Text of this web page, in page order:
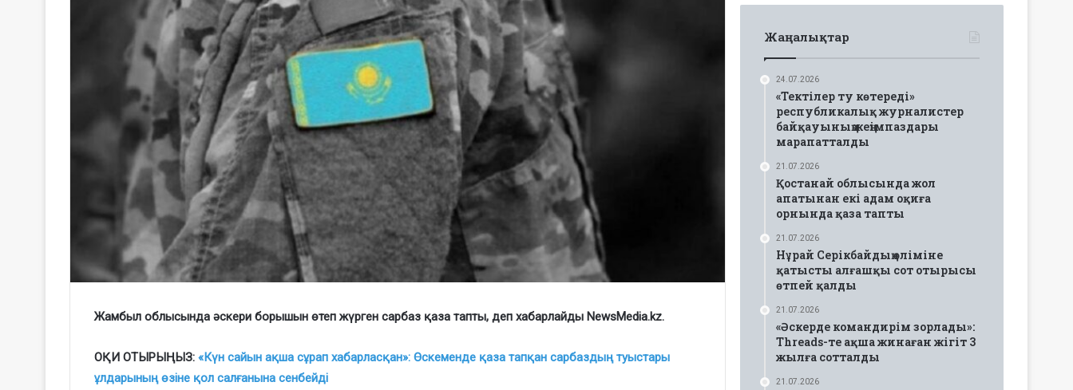
Жамбыл облысында әскери борышын өтеп жүрген сарбаз қаза тапты, деп хабарлайды NewsMedia.kz.
ОҚИ ОТЫРЫҢЫЗ: «Күн сайын ақша сұрап хабарласқан»: Өскеменде қаза тапқан сарбаздың туыстары
ұлдарының өзіне қол салғанына сенбейді
Жаңалықтар
24.07.2026
«Тектілер ту көтереді»
республикалық журналистер
байқауының жеңімпаздары
марапатталды
21.07.2026
Қостанай облысында жол
апатынан екі адам оқиға
орнында қаза тапты
21.07.2026
Нұрай Серікбайдың өліміне
қатысты алғашқы сот отырысы
өтпей қалды
21.07.2026
«Әскерде командирім зорлады»:
Threads-те ақша жинаған жігіт 3
жылға сотталды
21.07.2026